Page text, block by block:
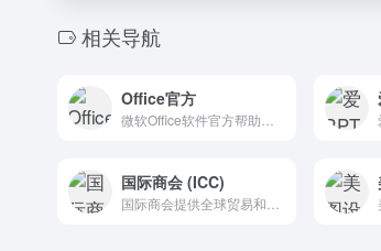
相关导航
Office官方
国际商会 (ICC)